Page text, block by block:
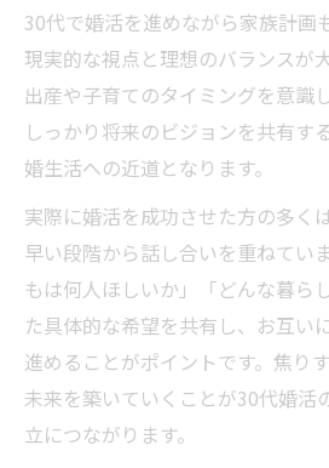
30代で婚活を進めながら家族計画
現実的な視点と理想のバランスが
出産や子育てのタイミングを意識
しっかり将来のビジョンを共有す
婚生活への近道となります。
実際に婚活を成功させた方の多く
早い段階から話し合いを重ねてい
もは何人ほしいか」「どんな暮ら
た具体的な希望を共有し、お互い
進めることがポイントです。焦り
未来を築いていくことが30代婚活
立につながります。